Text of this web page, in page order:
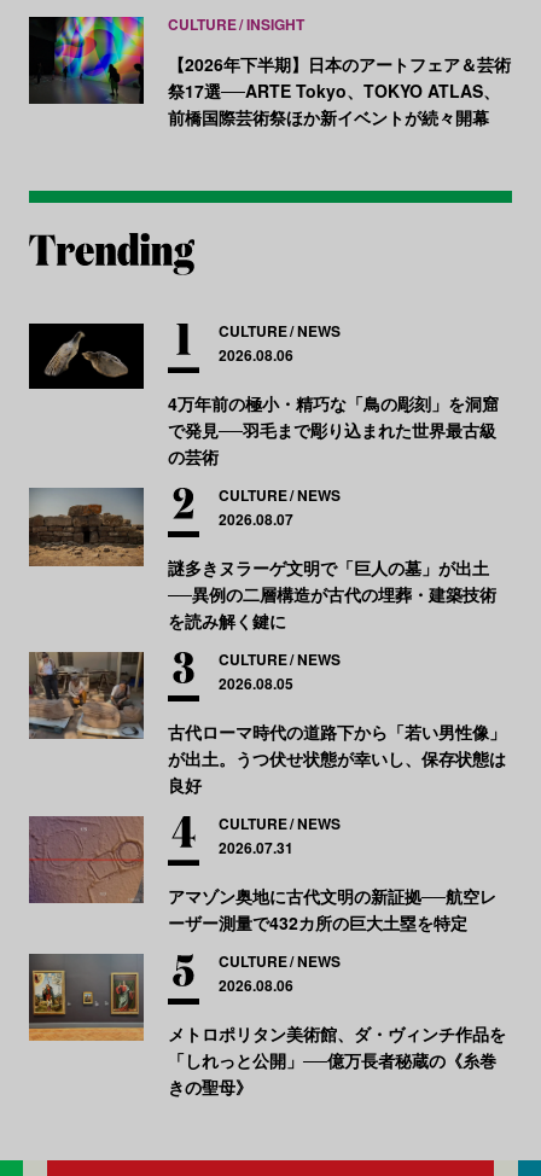
CULTURE INSIGHT
【2026年下半期】日本のアートフェア＆芸術
祭17選──ARTE Tokyo、TOKYO ATLAS、
前橋国際芸術祭ほか新イベントが続々開幕
CULTURE NEWS
2026.08.06
4万年前の極小・精巧な「鳥の彫刻」を洞窟
で発見──羽毛まで彫り込まれた世界最古級
の芸術
CULTURE NEWS
2026.08.07
謎多きヌラーゲ文明で「巨人の墓」が出土
──異例の二層構造が古代の埋葬・建築技術
を読み解く鍵に
CULTURE NEWS
2026.08.05
古代ローマ時代の道路下から「若い男性像」
が出土。うつ伏せ状態が幸いし、保存状態は
良好
CULTURE NEWS
2026.07.31
アマゾン奥地に古代文明の新証拠──航空レ
ーザー測量で432カ所の巨大土塁を特定
CULTURE NEWS
2026.08.06
メトロポリタン美術館、ダ・ヴィンチ作品を
「しれっと公開」──億万長者秘蔵の《糸巻
きの聖母》